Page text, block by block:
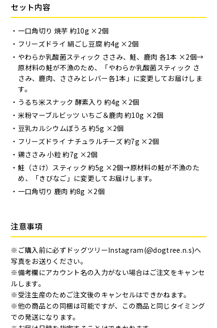
セット内容
一口角切り 焼芋 約10g ×2個
フリーズドライ 絹ごし豆腐 約4g ×2個
やわらか乳酸菌スティック ささみ、鮭、鹿肉 各1本 ×2個→
原材料の鮭が不漁のため、「やわらか乳酸菌スティック さ
さみ、鹿肉、ささみとレバー各1本」に変更してお届けしま
す。
うるち米スナック 酵素入り 約4g ×2個
米粉マーブルビッツ いちご＆鹿肉 約10g ×2個
豆乳カルシウムぼうろ 約5g ×2個
フリーズドライ ナチュラルチーズ 約7g ×2個
鶏ささみ 小粒 約7g ×2個
鮭（さけ）スティック 約5g ×2個→原材料の鮭が不漁のた
め、「きびなご」に変更してお届けします。
一口角切り 鹿肉 約8g ×2個
注意事項
※ご購入前に必ずドッグツリーInstagram(@dogtree.n.s)へ
写真をお送りください。
※備考欄にアカウント名の入力がない場合はご注文をキャンセ
ルします。
※受注生産のためご注文後のキャンセルはできかねます。
※他の商品との同梱は可能ですが、この商品と同じタイミング
での発送になります。